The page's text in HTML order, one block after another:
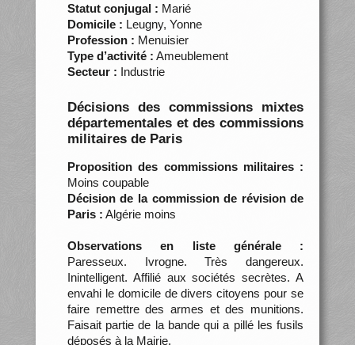
Statut conjugal : Marié
Domicile : Leugny, Yonne
Profession : Menuisier
Type d’activité : Ameublement
Secteur : Industrie
Décisions des commissions mixtes
départementales et des commissions
militaires de Paris
Proposition des commissions militaires :
Moins coupable
Décision de la commission de révision de
Paris : Algérie moins
Observations en liste générale :
Paresseux. Ivrogne. Très dangereux.
Inintelligent. Affilié aux sociétés secrètes. A
envahi le domicile de divers citoyens pour se
faire remettre des armes et des munitions.
Faisait partie de la bande qui a pillé les fusils
déposés à la Mairie.